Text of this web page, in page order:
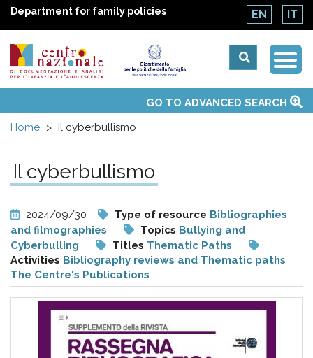
Department for family policies EN IT
Centro
nazionale
di
Documentazione
e
analisi
pr
l'infanzia
menuTopics
Activities
UN Convention
National ObservatoriesGO TO ADVANCED SEARCH
Home
Il cyberbullismo
Il cyberbullismo
2024/09/30 Type of resource Bibliographies
and filmographies
Topics Bullying and
Cyberbulling
Titles Thematic Paths
Activities Bibliography reviews and Thematic paths
The Centre's Publications